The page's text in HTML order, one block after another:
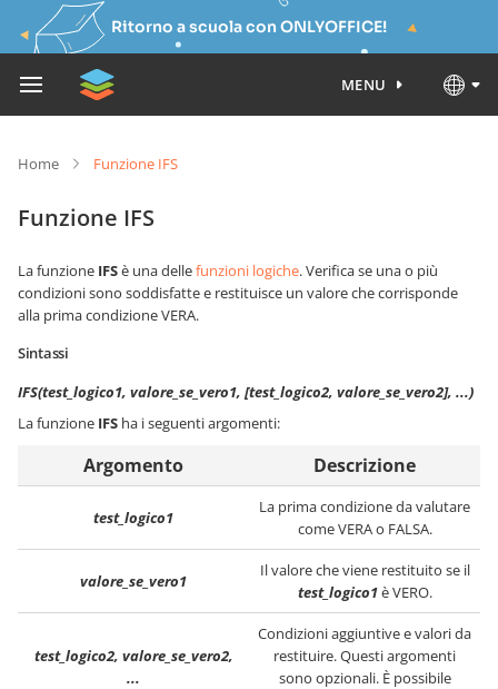
Ritorno a scuola con ONLYOFFICE!
MENU
Home Funzione IFS
Funzione IFS
La funzione IFSè una dellefunzioni logiche. Verifica se una o più
condizioni sono soddisfatte e restituisce un valore che corrisponde
alla prima condizione VERA.
Sintassi
IFS(test_logico1, valore_se_vero1, [test_logico2, valore_se_vero2], ...)
La funzione IFS ha i seguenti argomenti:
Argomento Descrizione
test_logico1
La prima condizione da valutare
come VERA o FALSA.
valore_se_vero1
Il valore che viene restituito se il
test_logico1è VERO.
test_logico2, valore_se_vero2,
...
Condizioni aggiuntive e valori da
restituire. Questi argomenti
sono opzionali. È possibile